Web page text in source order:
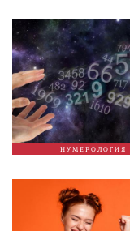
НУМЕРОЛОГИЯ